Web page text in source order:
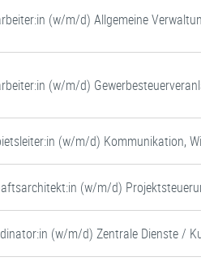
(w/m/d) Allgemeine
(w/m/d)
(w/m/d) Kommunikation,
(w/m/d)
(w/m/d) Zentrale Dienste /